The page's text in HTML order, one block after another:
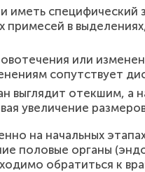
в
или
сопутствует
выглядит отекшим, а
увеличение
на начальных
половые органы
обратиться к